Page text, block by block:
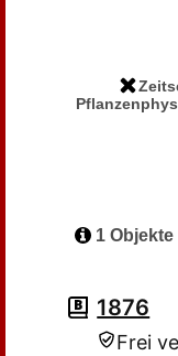
1 Objekte
1876
Frei